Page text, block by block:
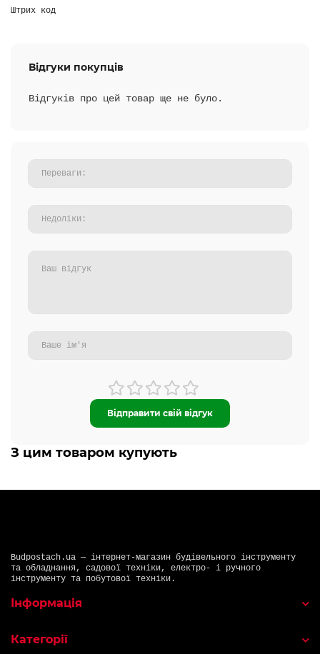
Штрих код
Відгуки покупців
Відгуків про цей товар ще не було.
Відправити свій відгук
З цим товаром купують
Budpostach.ua — інтернет-магазин будівельного інструменту
та обладнання, садової техніки, електро- і ручного
інструменту та побутової техніки.
Інформація
Категорії